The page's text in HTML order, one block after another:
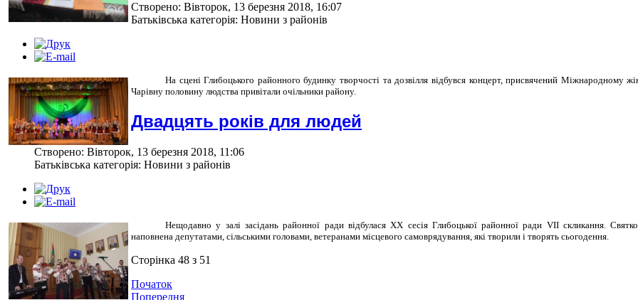
Створено: Вівторок, 13 березня 2018, 16:07
Батьківська категорія: Новини з районів
На сцені Глибоцького районного будинку творчості та дозвілля відбувся концерт, присвячений Міжнародному
Чарівну половину людства привітали очільники району.
Двадцять років для людей
Створено: Вівторок, 13 березня 2018, 11:06
Батьківська категорія: Новини з районів
Нещодавно у залі засідань районної ради відбулася XX сесія Глибоцької районної ради VII скликання.
наповнена депутатами, сільськими головами, ветеранами місцевого самоврядування, які творили і творять сьогодення.
Сторінка 48 з 51
Початок
Попередня